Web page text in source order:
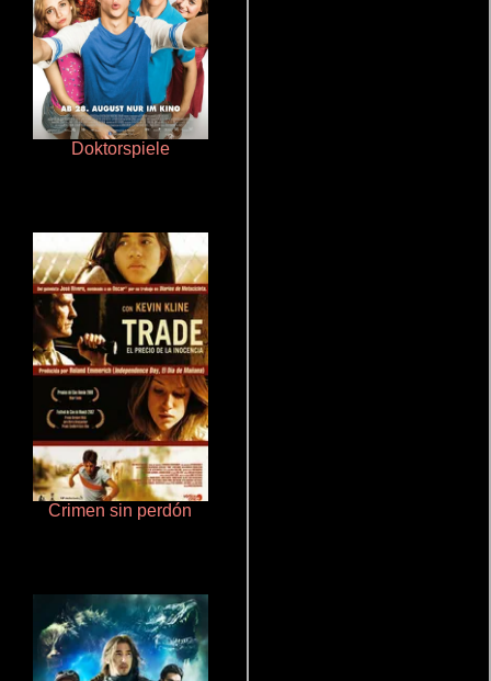
Doktorspiele
Crimen sin perdón